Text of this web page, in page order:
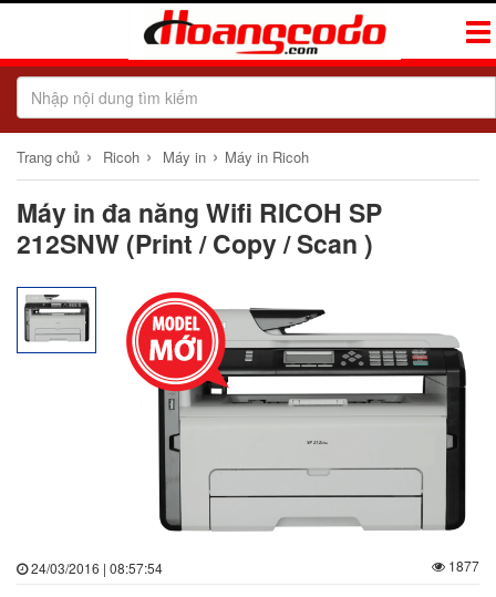
Trang chủ › Ricoh › Máy in › Máy in Ricoh
Máy in đa năng Wifi RICOH SP
212SNW (Print / Copy / Scan )
24/03/2016 | 08:57:54 1877